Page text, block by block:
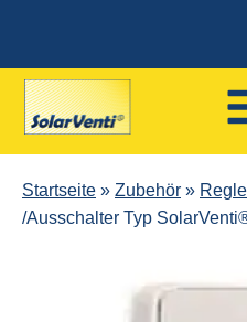
Startseite » Zubehör »
/Ausschalter Typ